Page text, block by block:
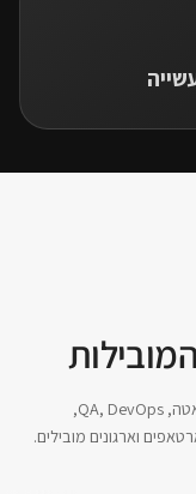
בוגרי ג'ון ברייס משתלבים בתפקידי פיתוח, סייבר, דאטה, QA, DevOps,
וארגונים מובילים.